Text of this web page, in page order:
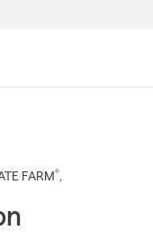
FARM®,